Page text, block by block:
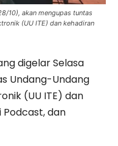
10), akan mengupas tuntas
(UU ITE) dan kehadiran
digelar Selasa
Undang-Undang
(UU ITE) dan
dan